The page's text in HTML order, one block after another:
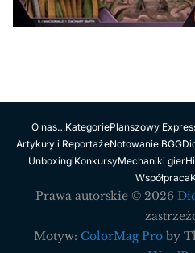
O nas…KategoriePlanszowy
Artykuły i ReportażeNotowanie BGG
UnboxingiKonkursyMechaniki gier
Współpraca
Prawa autorskie © 2026
Motyw: ColorMag Proby